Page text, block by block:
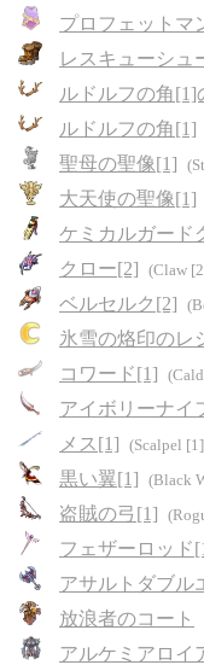
プロフェットマ
レスキューシュ
ルドルフの角[1]
ルドルフの角[1]
聖母の聖像[1]
大天使の聖像[1]
ケミカルガード
クロー[2] (Claw
ベルセルク[2]
氷雪の烙印のレ
コワード[1]
アイボリーナイ
メス[1] (Scalpel
黒い翼[1] (Black
盗賊の弓[1]
フェザーロッド
アサルトダブル
放浪者のコート
アルケミアロイ